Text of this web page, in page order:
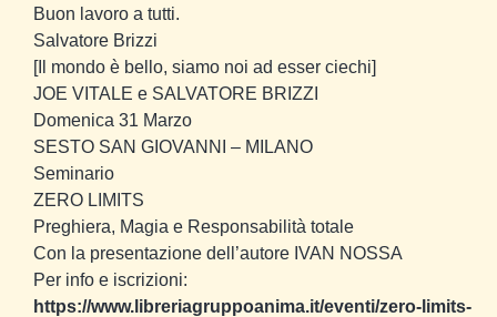
Buon lavoro a tutti.
Salvatore Brizzi
[Il mondo è bello, siamo noi ad esser ciechi]
JOE VITALE e SALVATORE BRIZZI
Domenica 31 Marzo
SESTO SAN GIOVANNI – MILANO
Seminario
ZERO LIMITS
Preghiera, Magia e Responsabilità totale
Con la presentazione dell’autore IVAN NOSSA
Per info e iscrizioni:
https://www.libreriagruppoanima.it/eventi/zero-limits-